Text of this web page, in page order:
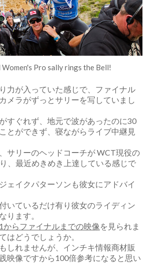
Women's Pro sally rings the Bell!
力が入っていた感じで、ファイナル
メラがずっとサリーを写していまし
すぐれず、地元で波があったのに30
とができず、寝ながらライブ中継見
サリーのヘッドコーチが WCT現役の
、最近めきめき上達している感じで
ェイクパターソンも彼女にアドバイ
いているだけ有り彼女のライディン
ります。
からファイナルまでの映像 を見られま
はどうでしょうか。
しれませんが、インチキ情報商材販
映像ですから100倍参考になると思い